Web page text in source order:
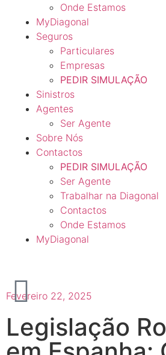
Onde Estamos
MyDiagonal
Seguros
Particulares
Empresas
PEDIR SIMULAÇÃO
Sinistros
Agentes
Ser Agente
Sobre Nós
Contactos
PEDIR SIMULAÇÃO
Ser Agente
Trabalhar na Diagonal
Contactos
Onde Estamos
MyDiagonal
Fevereiro 22, 2025
Legislação